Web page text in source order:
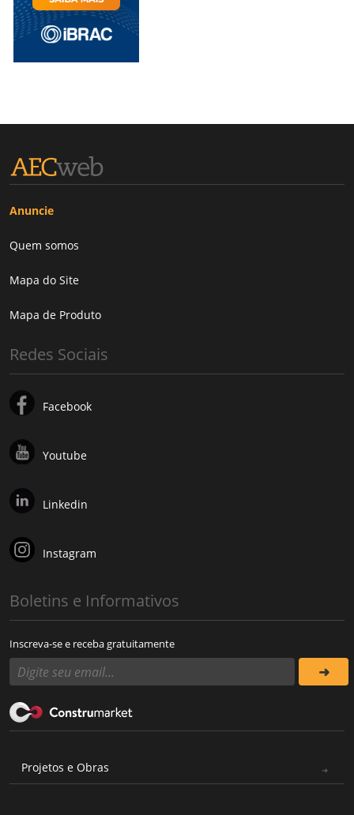
Anuncie
Quem somos
Mapa do Site
Mapa de Produto
Redes Sociais
Facebook
Youtube
Linkedin
Instagram
Boletins e Informativos
Inscreva-se e receba gratuitamente
Projetos e Obras